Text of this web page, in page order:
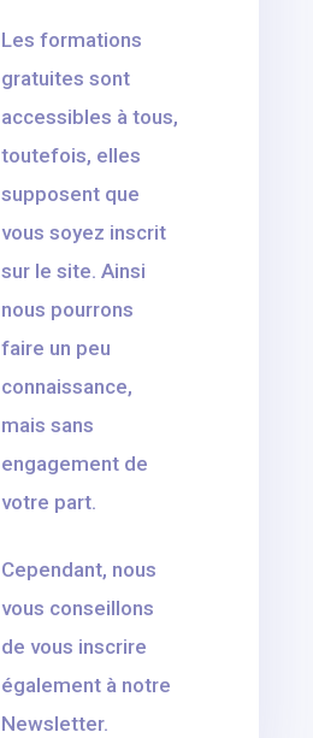
Les formations
gratuites sont
accessibles à tous,
toutefois, elles
supposent que
vous soyez inscrit
sur le site. Ainsi
nous pourrons
faire un peu
connaissance,
mais sans
engagement de
votre part.
Cependant, nous
vous conseillons
de vous inscrire
également à notre
Newsletter.